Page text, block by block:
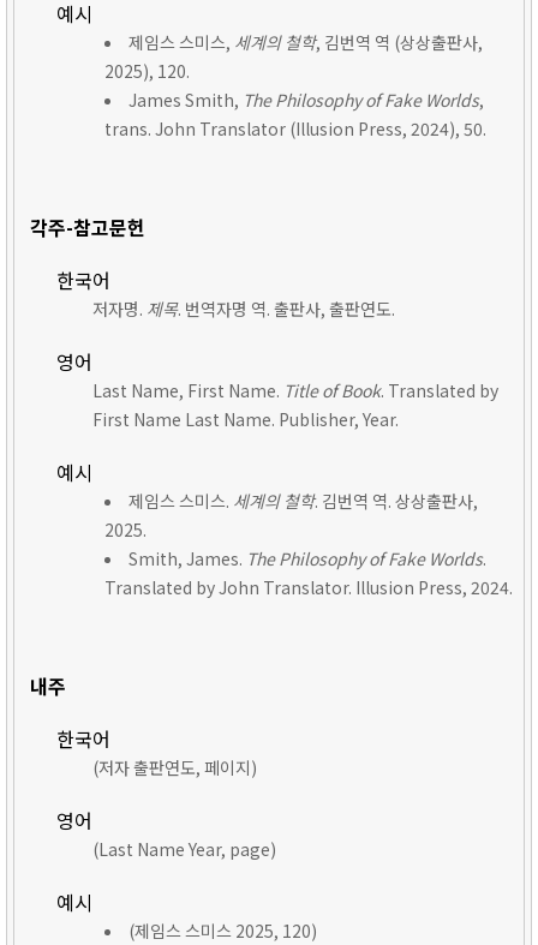
예시
제임스 스미스, 세계의 철학, 김번역 역 (상상출판사,
2025), 120.
James Smith, The Philosophy of Fake Worlds,
trans. John Translator (Illusion Press, 2024), 50.
각주-참고문헌
한국어
저자명. 제목. 번역자명 역. 출판사, 출판연도.
영어
Last Name, First Name. Title of Book. Translated by
First Name Last Name. Publisher, Year.
예시
제임스 스미스. 세계의 철학. 김번역 역. 상상출판사,
2025.
Smith, James. The Philosophy of Fake Worlds.
Translated by John Translator. Illusion Press, 2024.
내주
한국어
(저자 출판연도, 페이지)
영어
(Last Name Year, page)
예시
(제임스 스미스 2025, 120)